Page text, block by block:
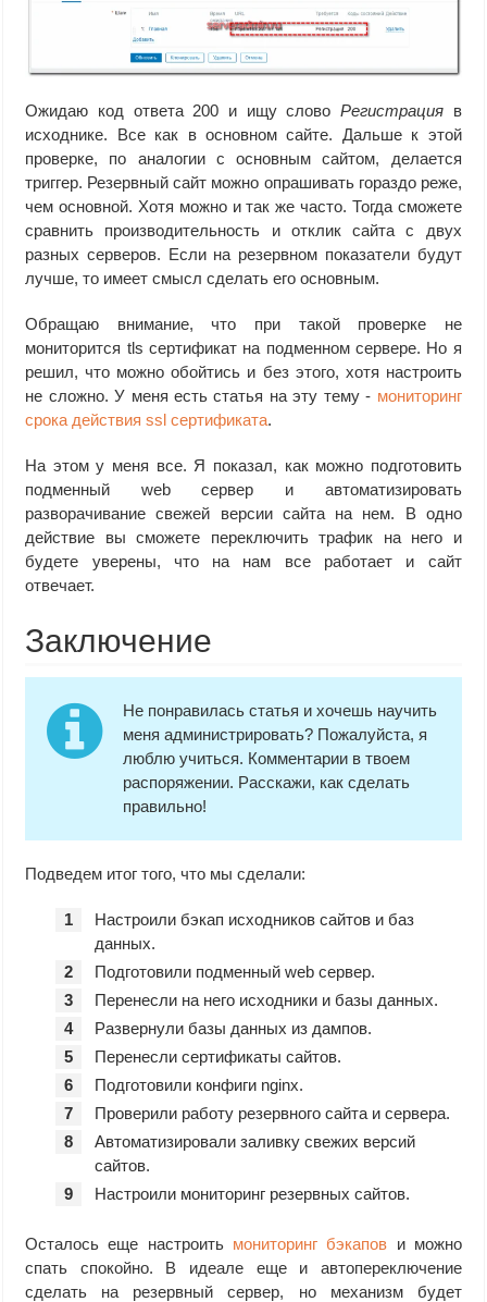
Ожидаю код ответа 200 и ищу словоРегистрация в
исходнике. Все как в основном сайте. Дальше к этой
проверке, по аналогии с основным сайтом, делается
триггер. Резервный сайт можно опрашивать гораздо реже,
чем основной. Хотя можно и так же часто. Тогда сможете
сравнить производительность и отклик сайта с двух
разных серверов. Если на резервном показатели будут
лучше, то имеет смысл сделать его основным.
Обращаю внимание, что при такой проверке не
мониторится tls сертификат на подменном сервере. Но я
решил, что можно обойтись и без этого, хотя настроить
не сложно. У меня есть статья на эту тему - мониторинг
срока действия ssl сертификата.
На этом у меня все. Я показал, как можно подготовить
подменный web сервер и автоматизировать
разворачивание свежей версии сайта на нем. В одно
действие вы сможете переключить трафик на него и
будете уверены, что на нам все работает и сайт
отвечает.
Заключение
Не понравилась статья и хочешь научить
меня администрировать? Пожалуйста, я
люблю учиться. Комментарии в твоем
распоряжении. Расскажи, как сделать
правильно!
Подведем итог того, что мы сделали:
Настроили бэкап исходников сайтов и баз
данных.
Подготовили подменный web сервер.
Перенесли на него исходники и базы данных.
Развернули базы данных из дампов.
Перенесли сертификаты сайтов.
Подготовили конфиги nginx.
Проверили работу резервного сайта и сервера.
Автоматизировали заливку свежих версий
сайтов.
Настроили мониторинг резервных сайтов.
Осталось еще настроить мониторинг бэкапов и можно
спать спокойно. В идеале еще и автопереключение
сделать на резервный сервер, но механизм будет